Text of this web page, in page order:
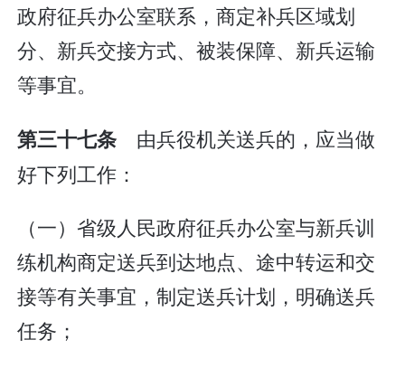
政府征兵办公室联系，商定补兵区域划
分、新兵交接方式、被装保障、新兵运输
等事宜。
第三十七条 由兵役机关送兵的，应当做
好下列工作：
（一）省级人民政府征兵办公室与新兵训
练机构商定送兵到达地点、途中转运和交
接等有关事宜，制定送兵计划，明确送兵
任务；